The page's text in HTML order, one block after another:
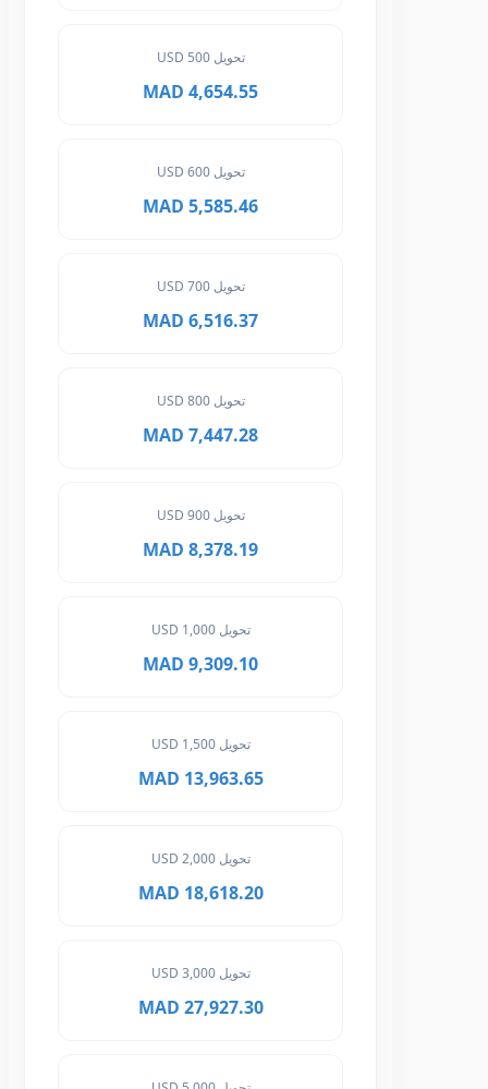
تحويل 500 USD
4,654.55 MAD
تحويل 600 USD
5,585.46 MAD
تحويل 700 USD
6,516.37 MAD
تحويل 800 USD
7,447.28 MAD
تحويل 900 USD
8,378.19 MAD
تحويل 1,000 USD
9,309.10 MAD
تحويل 1,500 USD
13,963.65 MAD
تحويل 2,000 USD
18,618.20 MAD
تحويل 3,000 USD
27,927.30 MAD